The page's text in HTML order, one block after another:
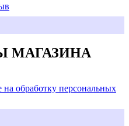
МАГАЗИНА
на обработку персональных